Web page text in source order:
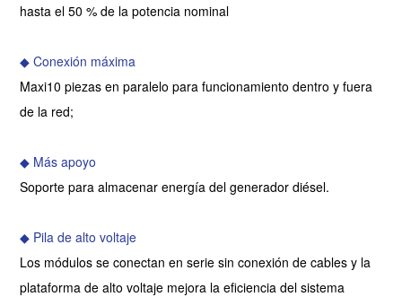
hasta el 50 % de la potencia nominal
◆ Conexión máxima
Maxi10 piezas en paralelo para funcionamiento dentro y fuera
de la red;
◆ Más apoyo
Soporte para almacenar energía del generador diésel.
◆ Pila de alto voltaje
Los módulos se conectan en serie sin conexión de cables y la
plataforma de alto voltaje mejora la eficiencia del sistema